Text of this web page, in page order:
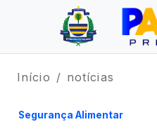
Início notícias
Segurança Alimentar